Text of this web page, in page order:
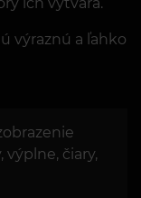
výraznú a ľahko
čiary,